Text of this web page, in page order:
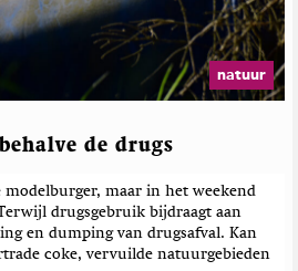
natuur
de drugs
modelburger, maar in het weekend
drugsgebruik bijdraagt aan
en dumping van drugsafval. Kan
coke, vervuilde natuurgebieden